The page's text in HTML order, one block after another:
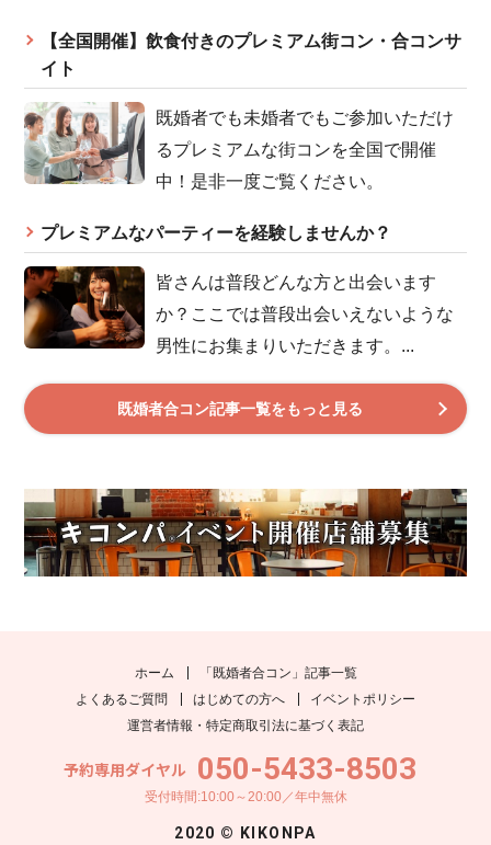
【全国開催】飲食付きのプレミアム街コン・合コンサ
イト
既婚者でも未婚者でもご参加いただけ
るプレミアムな街コンを全国で開催
中！是非一度ご覧ください。
プレミアムなパーティーを経験しませんか？
皆さんは普段どんな方と出会います
か？ここでは普段出会いえないような
男性にお集まりいただきます。...
既婚者合コン記事一覧をもっと見る
ホーム
「既婚者合コン」記事一覧
よくあるご質問
はじめての方へ
イベントポリシー
運営者情報・特定商取引法に基づく表記
予約専用ダイヤル 050-5433-8503
受付時間:10:00～20:00／年中無休
2020 © KIKONPA